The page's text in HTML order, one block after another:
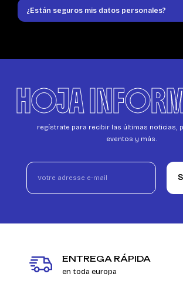
¿Están seguros mis datos personales?
HOJA
regístrate para recibir las últimas noticias,
eventos y más.
ENTREGA RÁPIDA
en toda europa